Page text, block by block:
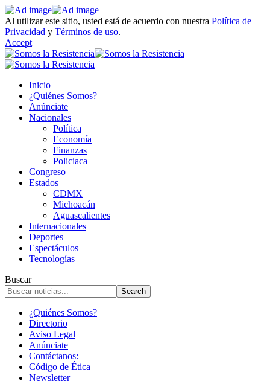
Al utilizar este sitio, usted está de acuerdo con nuestra Política de
Privacidad y Términos de uso.
Accept
Inicio
¿Quiénes Somos?
Anúnciate
Nacionales
Política
Economía
Finanzas
Policiaca
Congreso
Estados
CDMX
Michoacán
Aguascalientes
Internacionales
Deportes
Espectáculos
Tecnologías
Buscar
¿Quiénes Somos?
Directorio
Aviso Legal
Anúnciate
Contáctanos:
Código de Ética
Newsletter